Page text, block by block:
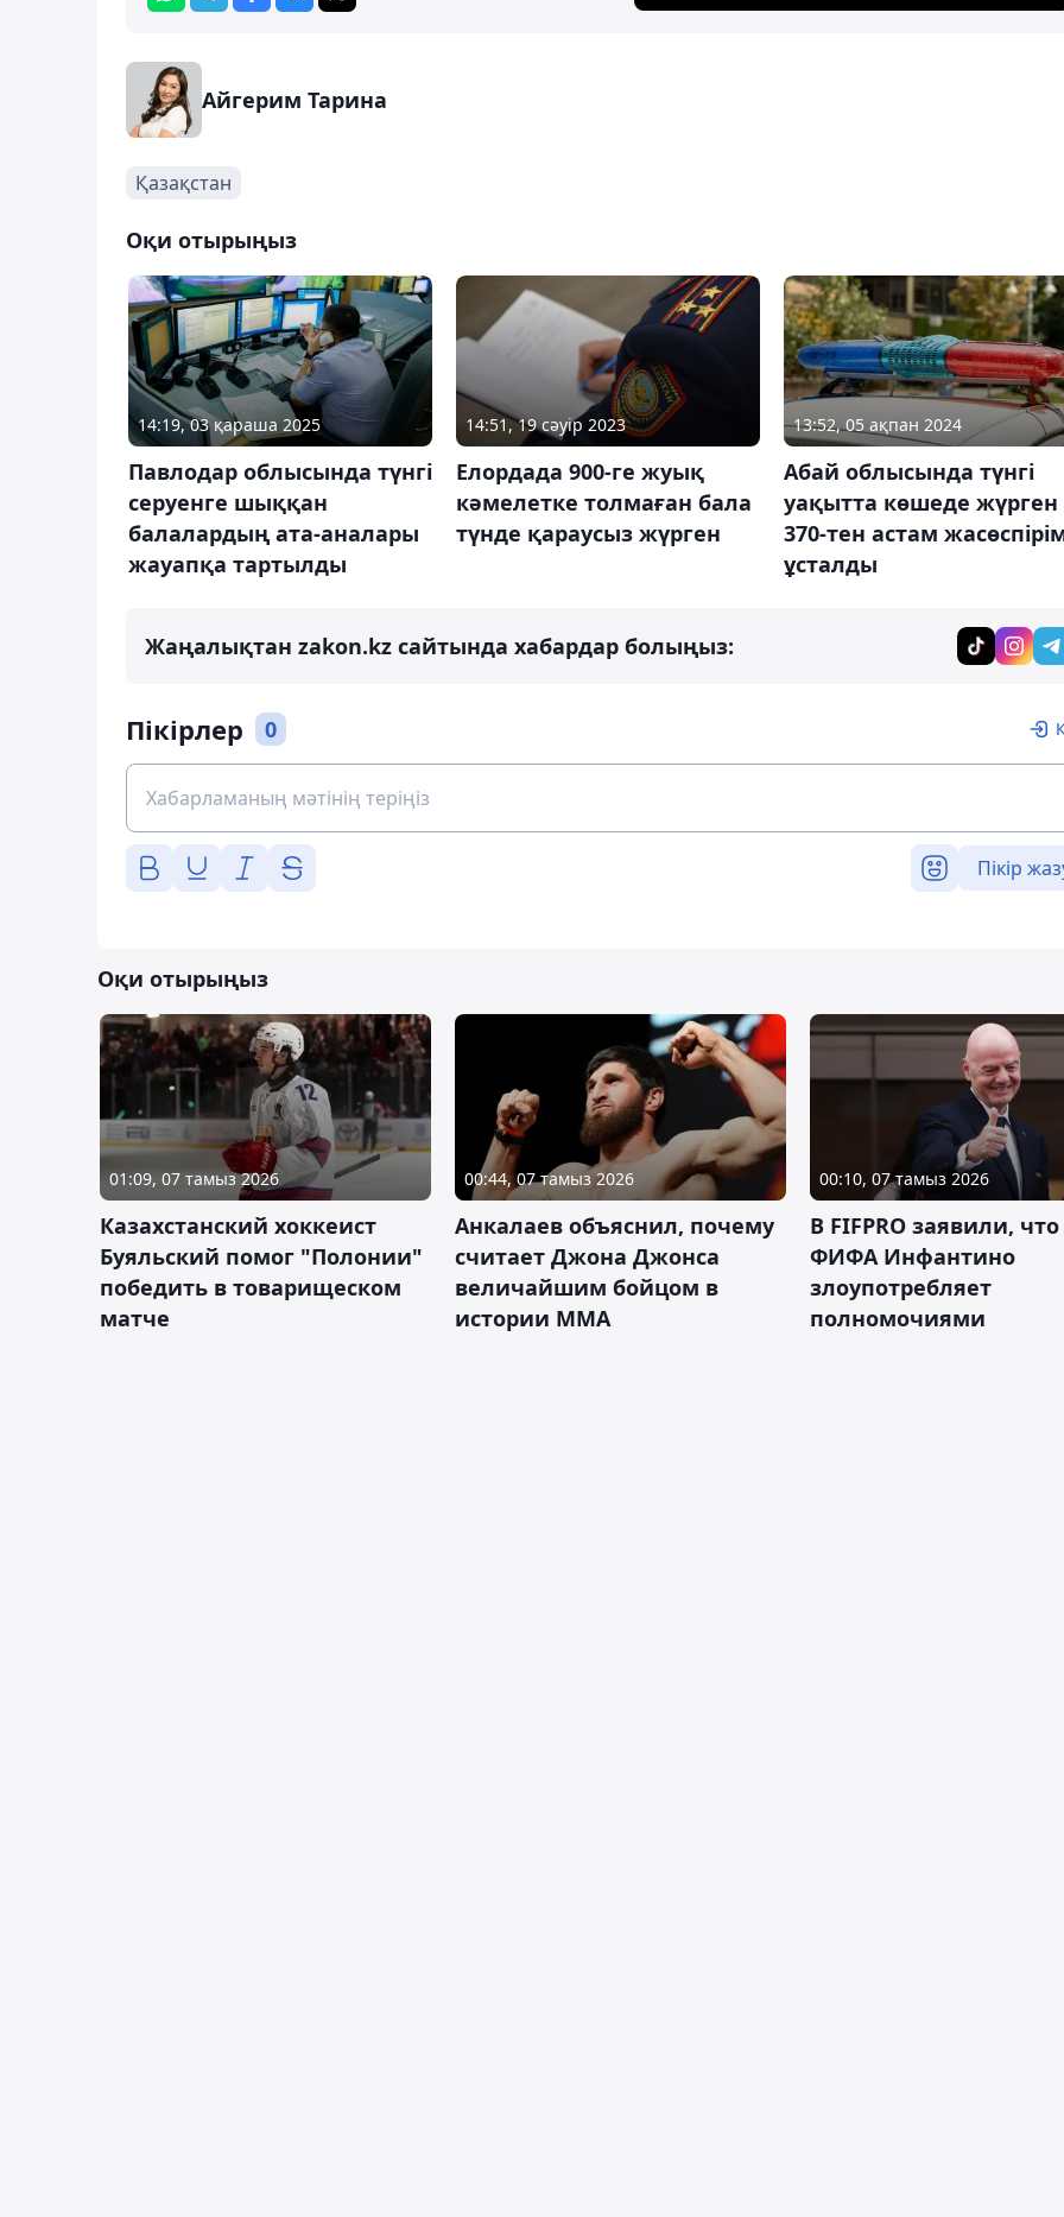
Айгерим Тарина
Қазақстан
Оқи отырыңыз
14:19, 03 қараша 2025
Павлодар облысында түнгі
серуенге шыққан
балалардың ата-аналары
жауапқа тартылды
14:51, 19 сәуір 2023
Елордада 900-ге жуық
кәмелетке толмаған бала
түнде қараусыз жүрген
13:52, 05 ақпан 2024
Абай облысында түнгі
уақытта көшеде жүрген
370-тен астам
ұсталды
Жаңалықтан zakon.kz сайтында хабардар болыңыз:
Пікірлер 0
Пікір
Оқи отырыңыз
01:09, 07 тамыз 2026
Казахстанский хоккеист
Буяльский помог "Полонии"
победить в товарищеском
матче
00:44, 07 тамыз 2026
Анкалаев объяснил, почему
считает Джона Джонса
величайшим бойцом в
истории ММА
00:10, 07 тамыз 2026
В FIFPRO заявили,
ФИФА Инфантино
злоупотребляет
полномочиями